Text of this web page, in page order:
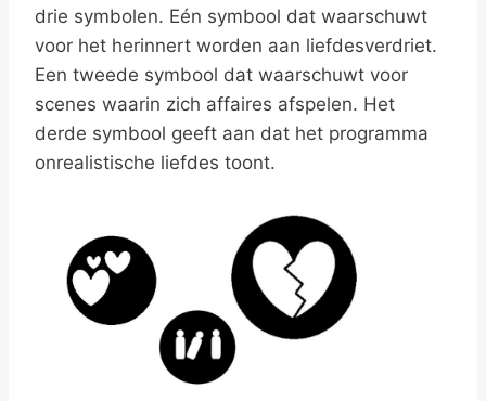
drie symbolen. Eén symbool dat waarschuwt
voor het herinnert worden aan liefdesverdriet.
Een tweede symbool dat waarschuwt voor
scenes waarin zich affaires afspelen. Het
derde symbool geeft aan dat het programma
onrealistische liefdes toont.